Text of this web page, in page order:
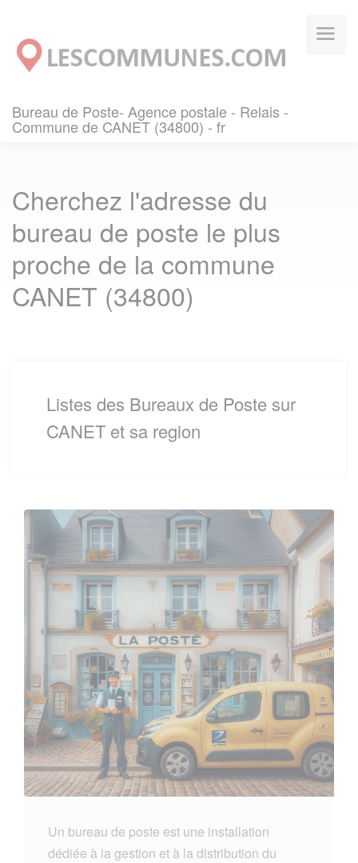
Bureau de Poste- Agence postale - Relais -
Commune de CANET (34800) - fr
Cherchez l'adresse du
bureau de poste le plus
proche de la commune
CANET (34800)
Listes des Bureaux de Poste sur
CANET et sa region
Un bureau de poste est une installation
dédiée à la gestion et à la distribution du